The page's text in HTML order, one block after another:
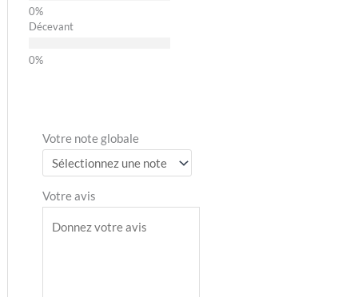
Décevant
Votre note globale
Votre avis